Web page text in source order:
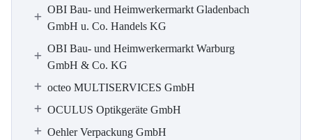
OBI Bau- und Heimwerkermarkt Gladenbach
GmbH u. Co. Handels KG
OBI Bau- und Heimwerkermarkt Warburg
GmbH & Co. KG
octeo MULTISERVICES GmbH
OCULUS Optikgeräte GmbH
Oehler Verpackung GmbH